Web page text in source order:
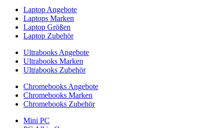
Laptop Angebote
Laptops Marken
Laptop Größen
Laptop Zubehör
Ultrabooks Angebote
Ultrabooks Marken
Ultrabooks Zubehör
Chromebooks Angebote
Chromebooks Marken
Chromebooks Zubehör
Mini PC